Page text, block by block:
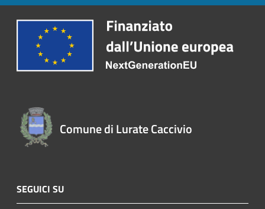
Comune di Lurate Caccivio
SEGUICI SU